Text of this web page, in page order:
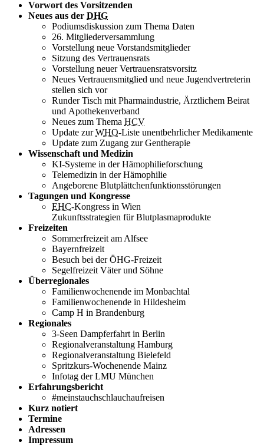
Vorwort des Vorsitzenden
Neues aus der DHG
Podiumsdiskussion zum Thema Daten
26. Mitgliederversammlung
Vorstellung neue Vorstandsmitglieder
Sitzung des Vertrauensrats
Vorstellung neuer Vertrauensratsvorsitz
Neues Vertrauensmitglied und neue Jugendvertreterin
stellen sich vor
Runder Tisch mit Pharmaindustrie, Ärztlichem Beirat
und Apothekenverband
Neues zum Thema HCV
Update zurWHO-Liste unentbehrlicher Medikamente
Update zum Zugang zur Gentherapie
Wissenschaft und Medizin
KI-Systeme in der Hämophilieforschung
Telemedizin in der Hämophilie
Angeborene Blutplättchenfunktionsstörungen
Tagungen und Kongresse
EHC-Kongress in Wien
Zukunftsstrategien für Blutplasmaprodukte
Freizeiten
Sommerfreizeit am Alfsee
Bayernfreizeit
Besuch bei der ÖHG-Freizeit
Segelfreizeit Väter und Söhne
Überregionales
Familienwochenende im Monbachtal
Familienwochenende in Hildesheim
Camp H in Brandenburg
Regionales
3-Seen Dampferfahrt in Berlin
Regionalveranstaltung Hamburg
Regionalveranstaltung Bielefeld
Spritzkurs-Wochenende Mainz
Infotag der LMU München
Erfahrungsbericht
#meinstauchschlauchaufreisen
Kurz notiert
Termine
Adressen
Impressum